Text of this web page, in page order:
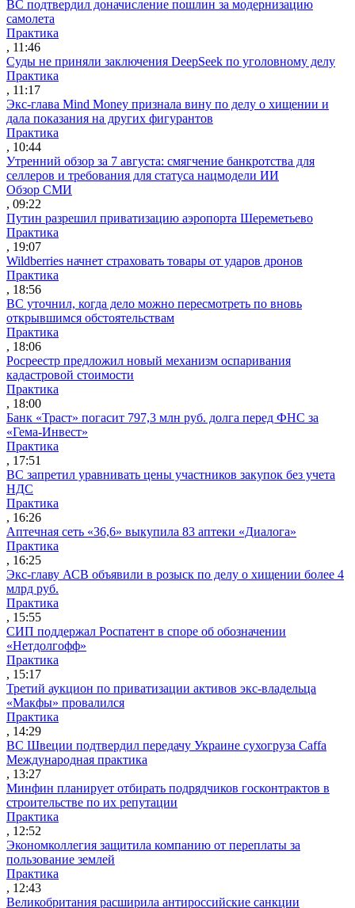
ВС подтвердил доначисление пошлин за модернизацию
самолета
Практика
, 11:46
Суды не приняли заключения DeepSeek по уголовному делу
Практика
, 11:17
Экс-глава Mind Money признала вину по делу о хищении и
дала показания на других фигурантов
Практика
, 10:44
Утренний обзор за 7 августа: смягчение банкротства для
селлеров и требования для статуса нацмодели ИИ
Обзор СМИ
, 09:22
Путин разрешил приватизацию аэропорта Шереметьево
Практика
, 19:07
Wildberries начнет страховать товары от ударов дронов
Практика
, 18:56
ВС уточнил, когда дело можно пересмотреть по вновь
открывшимся обстоятельствам
Практика
, 18:06
Росреестр предложил новый механизм оспаривания
кадастровой стоимости
Практика
, 18:00
Банк «Траст» погасит 797,3 млн руб. долга перед ФНС за
«Гема-Инвест»
Практика
, 17:51
ВС запретил уравнивать цены участников закупок без учета
НДС
Практика
, 16:26
Аптечная сеть «36,6» выкупила 83 аптеки «Диалога»
Практика
, 16:25
Экс-главу АСВ объявили в розыск по делу о хищении более 4
млрд руб.
Практика
, 15:55
СИП поддержал Роспатент в споре об обозначении
«Нетдолгофф»
Практика
, 15:17
Третий аукцион по приватизации активов экс-владельца
«Макфы» провалился
Практика
, 14:29
ВС Швеции подтвердил передачу Украине сухогруза Caffa
Международная практика
, 13:27
Минфин планирует отбирать подрядчиков госконтрактов в
строительстве по их репутации
Практика
, 12:52
Экономколлегия защитила компанию от переплаты за
пользование землей
Практика
, 12:43
Великобритания расширила антироссийские санкции